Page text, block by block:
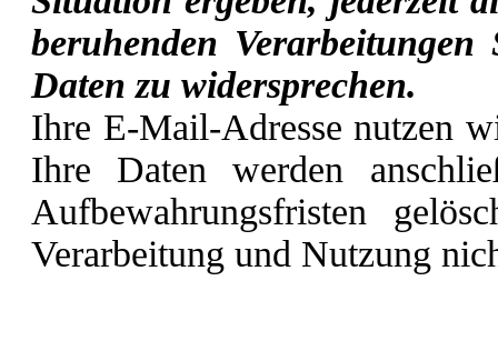
beruhenden Verarbeitungen
Daten zu widersprechen.
Ihre E-Mail-Adresse nutzen
Ihre Daten werden
Aufbewahrungsfristen
Verarbeitung und Nutzung